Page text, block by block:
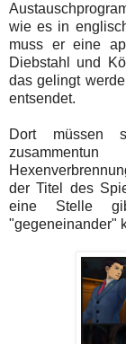
wie es in
muss er eine
Diebstahl und
das gelingt
entsendet.
Dort müssen
der Titel des
eine Stelle
"gegeneinander"